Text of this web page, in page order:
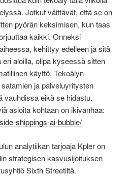
Jotkut väittävät, että se on
pyörän keksimisen, kun taas
kaikki. Onneksi
kehittyy edelleen ja sitä
aloilla, olipa kyseessä sitten
käyttö. Tekoälyn
ja palveluyritysten
vauhdissa eikä se hidastu.
asioita kohtaan on ikivanhaa:
shippings-ai-bubble/
analytiikan tarjoaja Kpler on
strategisen kasvusijoituksen
Sixth Streetiltä.